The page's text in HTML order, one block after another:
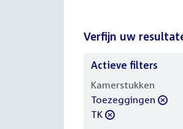
Verfijn uw
Verfijn
uw
resultaten
Actieve filters
Kamerstukken
verwijder
filter
Toezeggingen
verwijder
TK